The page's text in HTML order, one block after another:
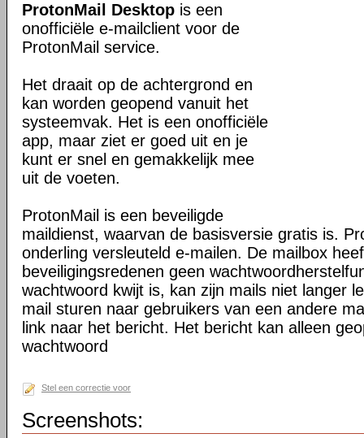
ProtonMail Desktop is een
onofficiële e-mailclient voor de
ProtonMail service.
Het draait op de achtergrond en
kan worden geopend vanuit het
systeemvak. Het is een onofficiële
app, maar ziet er goed uit en je
kunt er snel en gemakkelijk mee
uit de voeten.
ProtonMail is een beveiligde
maildienst, waarvan de basisversie gratis is.
onderling versleuteld e-mailen. De mailbox
beveiligingsredenen geen
wachtwoord kwijt is, kan zijn mails niet langer
mail sturen naar gebruikers van een andere
link naar het bericht. Het bericht kan alleen
wachtwoord
Stel een correctie voor
Screenshots: